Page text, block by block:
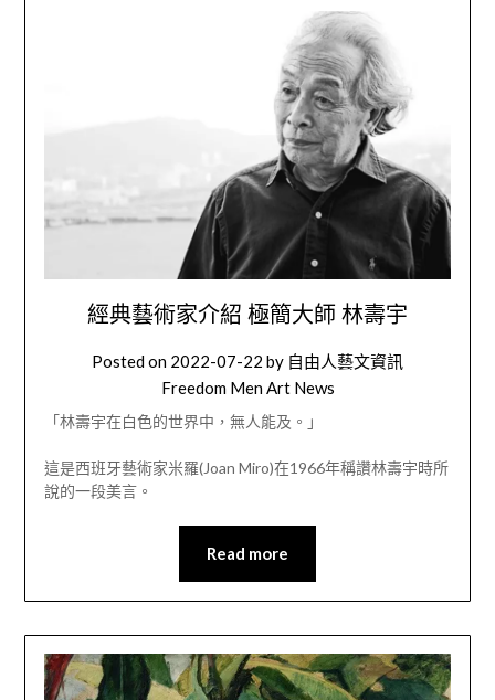
經典藝術家介紹 極簡大師 林壽宇
Posted on 2022-07-22 by 自由人藝文資訊
Freedom Men Art News
「林壽宇在白色的世界中，無人能及。」
這是西班牙藝術家米羅(Joan Miro)在1966年稱讚林壽宇時所
說的一段美言。
Read more